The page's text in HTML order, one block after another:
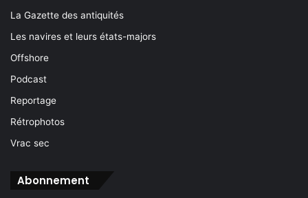
La Gazette des antiquités
Les navires et leurs états-majors
Offshore
Podcast
Reportage
Rétrophotos
Vrac sec
Abonnement